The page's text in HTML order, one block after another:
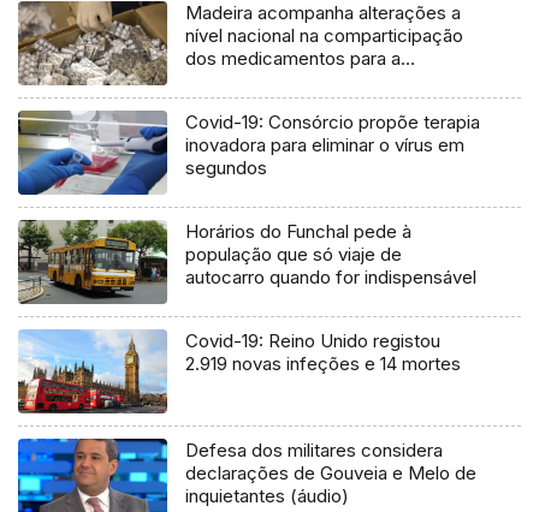
Madeira acompanha alterações a
nível nacional na comparticipação
dos medicamentos para a
Covid-19: Consórcio propõe terapia
inovadora para eliminar o vírus em
segundos
Horários do Funchal pede à
população que só viaje de
autocarro quando for indispensável
Covid-19: Reino Unido registou
2.919 novas infeções e 14 mortes
Defesa dos militares considera
declarações de Gouveia e Melo de
inquietantes (áudio)